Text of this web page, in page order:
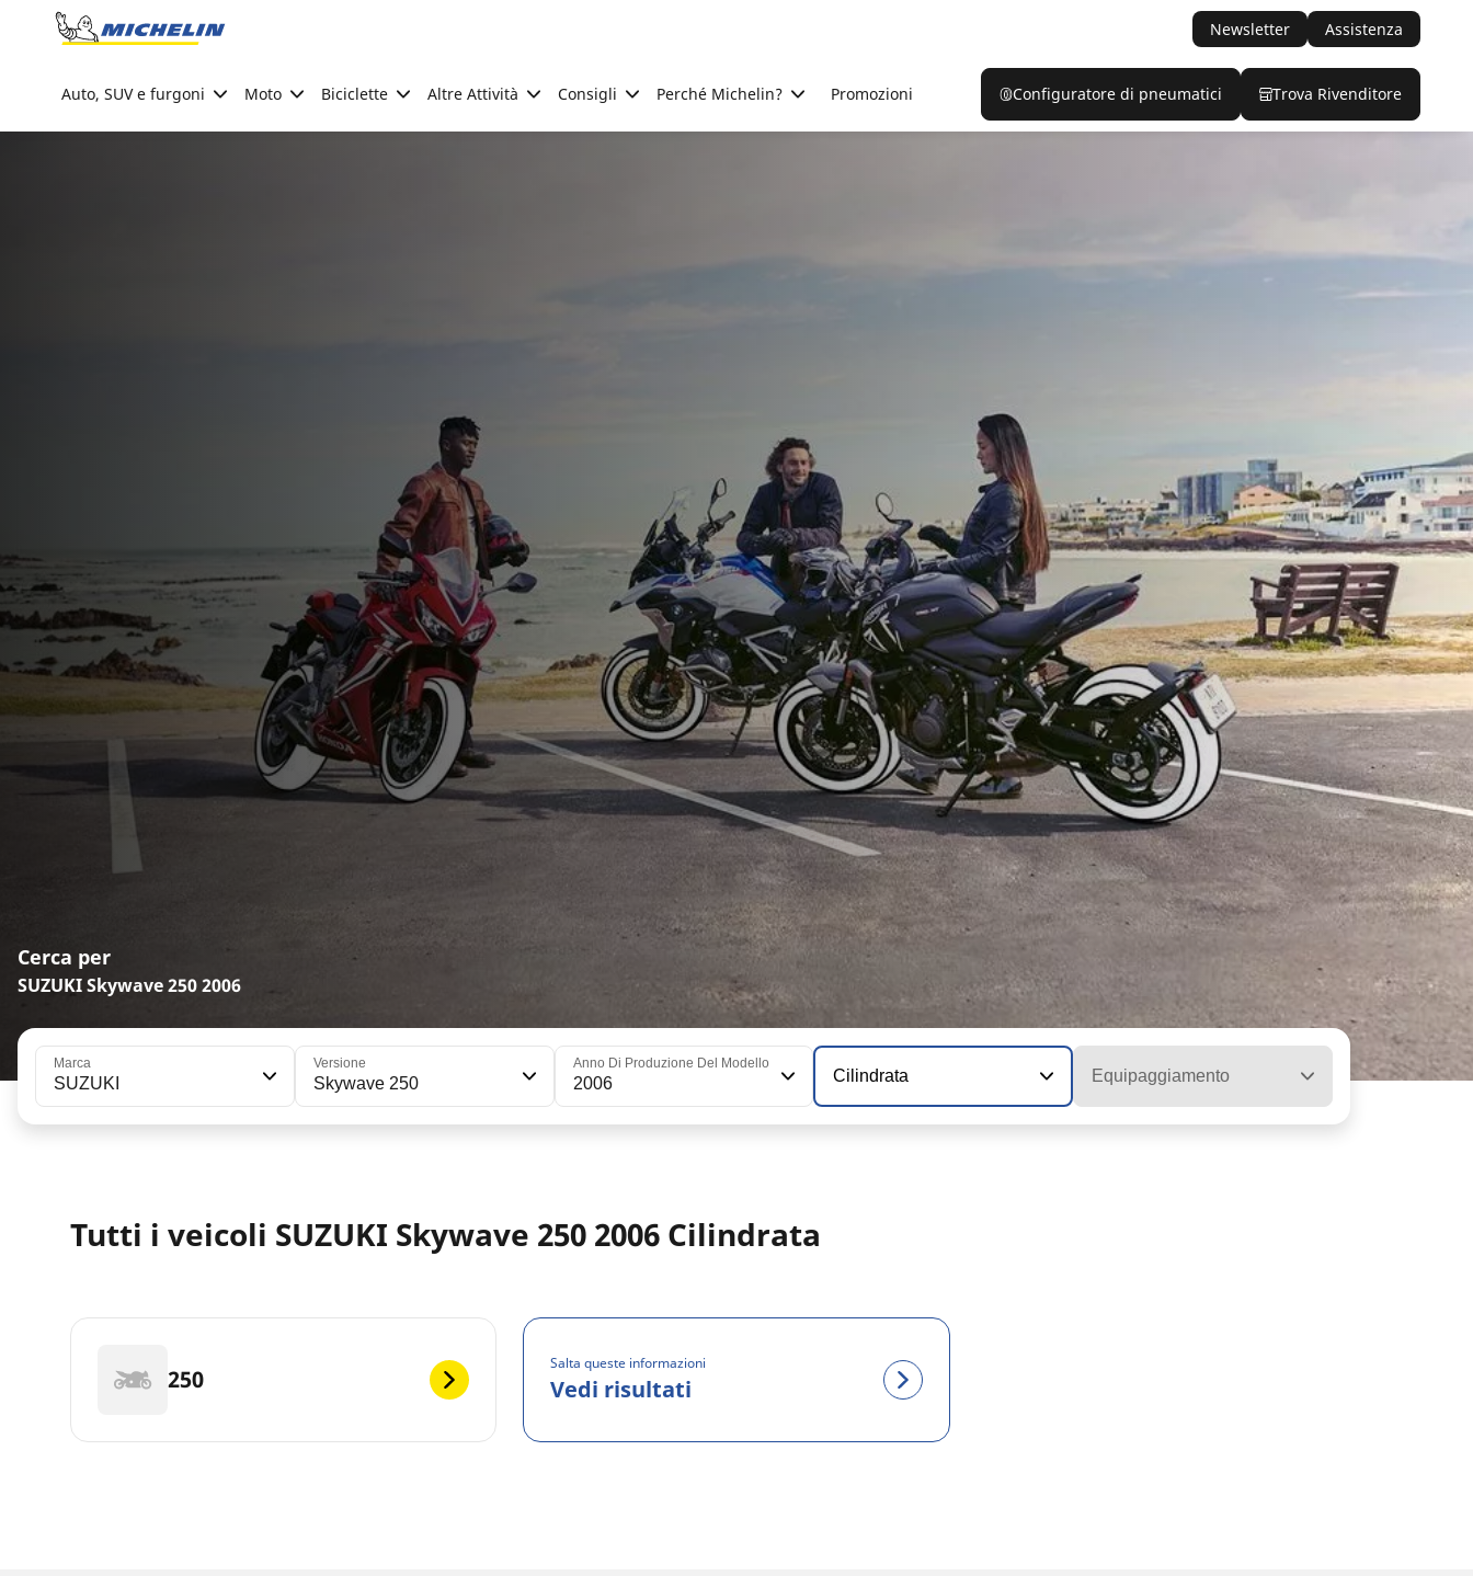
Go to page content
Newsletter Assistenza
Auto, SUV e furgoni Moto Biciclette Altre Attività Consigli Perché Michelin? Promozioni Configuratore di pneumatici Trova Rivenditore
Cerca per
SUZUKI Skywave 250 2006
Marca
SUZUKI
Versione
Skywave 250
Anno Di Produzione Del Modello
2006 Cilindrata Equipaggiamento
Tutti i veicoli SUZUKI Skywave 250 2006 Cilindrata
250
Salta queste informazioni
Vedi risultati